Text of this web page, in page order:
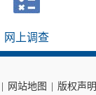
网上调查
网站地图 版权声明